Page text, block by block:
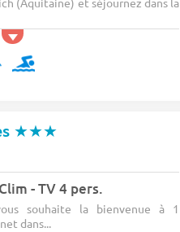
★★★
- TV 4 pers.
souhaite la bienvenue à 1
dans...